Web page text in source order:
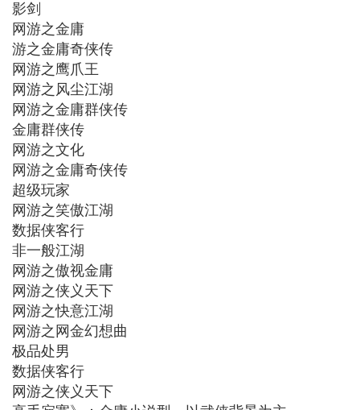
影剑
网游之金庸
游之金庸奇侠传
网游之鹰爪王
网游之风尘江湖
网游之金庸群侠传
金庸群侠传
网游之文化
网游之金庸奇侠传
超级玩家
网游之笑傲江湖
数据侠客行
非一般江湖
网游之傲视金庸
网游之侠义天下
网游之快意江湖
网游之网金幻想曲
极品处男
数据侠客行
网游之侠义天下